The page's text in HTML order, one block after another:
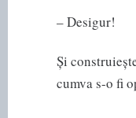
– Desigur!
Și
cumva s-o fi